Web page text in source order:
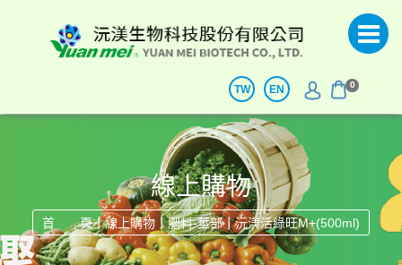
0
TW EN
線上購物
首 頁 | 線上購物 | 肥料-莖部 | 沅渼活綠旺M+(500ml)